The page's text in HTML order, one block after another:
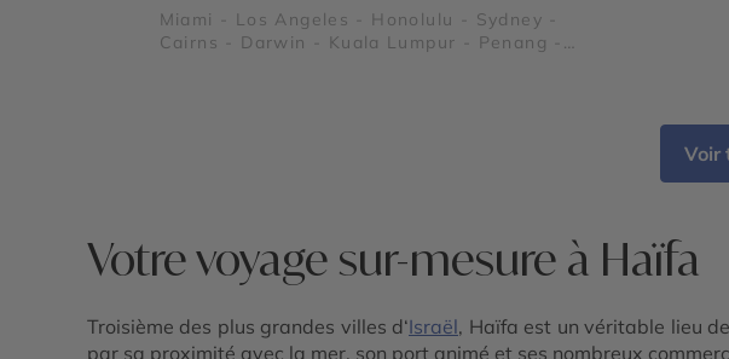
Miami - Los Angeles - Honolulu - Sydney -
Cairns - Darwin - Kuala Lumpur - Penang -
Voir
Votre voyage sur-mesure à Haïfa
Troisième des plus grandes villes d‘Israël, Haïfa est un véritable lieu
par sa proximité avec la mer, son port animé et ses nombreux